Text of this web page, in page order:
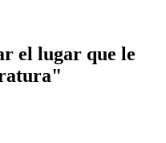
el lugar que le